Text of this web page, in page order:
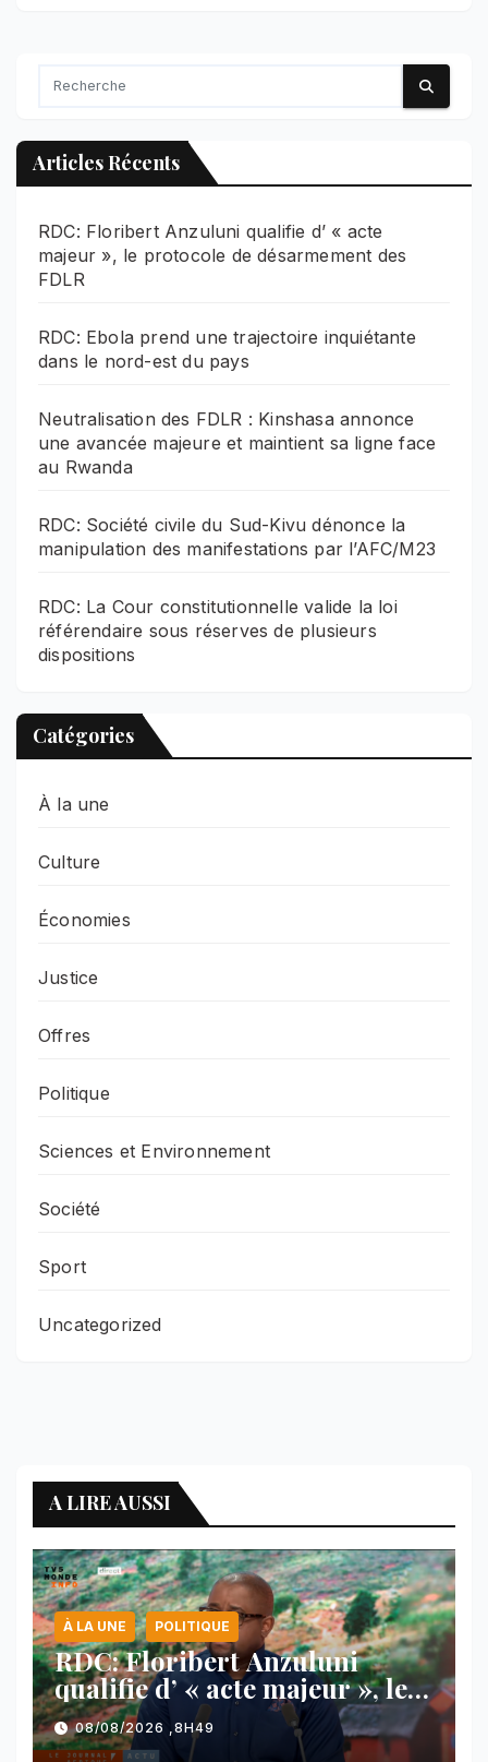
Articles Récents
RDC: Floribert Anzuluni qualifie d’ « acte
majeur », le protocole de désarmement des
FDLR
RDC: Ebola prend une trajectoire inquiétante
dans le nord-est du pays
Neutralisation des FDLR : Kinshasa annonce
une avancée majeure et maintient sa ligne face
au Rwanda
RDC: Société civile du Sud-Kivu dénonce la
manipulation des manifestations par l’AFC/M23
RDC: La Cour constitutionnelle valide la loi
référendaire sous réserves de plusieurs
dispositions
Catégories
À la une
Culture
Économies
Justice
Offres
Politique
Sciences et Environnement
Société
Sport
Uncategorized
A LIRE AUSSI
À LA UNE POLITIQUE
RDC: Floribert Anzuluni
qualifie d’ « acte majeur », le
protocole de désarmement des
FDLR
08/08/2026 ,8H49